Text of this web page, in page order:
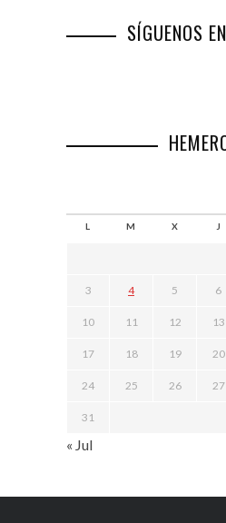
SÍGUENOS
L M X J
3 4 5 6
10 11 12 13
17 18 19 20
24 25 26 27
31
« Jul